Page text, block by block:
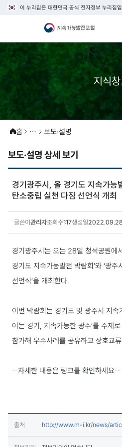
이 누리집은 대한민국 공식 전자정부 누리집
지식
홈 보도·설명
보도·설명 상세 보기
경기광주시, 올 경기도 지속가
탄소중립 실천 다짐 선언식 개최
글쓴이관리자조회수117생성일2022.09.28
경기광주시는 오는 28일 청석공원에
경기도 지속가능발전 박람회’와 ‘광
선언식’을 개최한다.
이번 박람회는 경기도 및 광주시 지속
여는 경기, 지속가능한 광주’를 주제
참가해 우수사례를 공유하고 상호교
--자세한 내용은 링크를 확인하세요--
출처 http://www.m-i.kr/news/